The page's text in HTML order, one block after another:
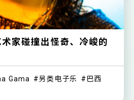
家碰撞出怪奇、冷峻的
Gama 另类电子乐
巴西